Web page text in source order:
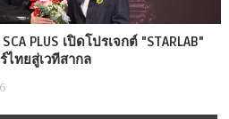
PLUS เปิดโปรเจกต์ "STARLAB"
ไทยสู่เวทีสากล